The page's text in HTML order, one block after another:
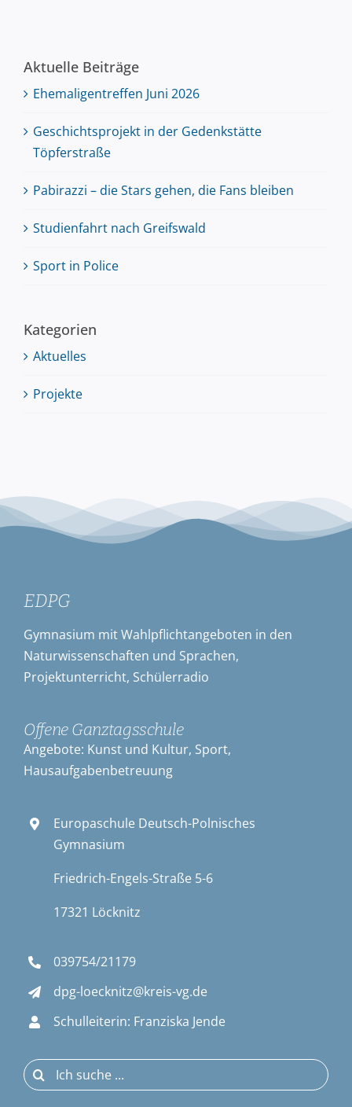
Aktuelle Beiträge
Ehemaligentreffen Juni 2026
Geschichtsprojekt in der Gedenkstätte
Töpferstraße
Pabirazzi – die Stars gehen, die Fans bleiben
Studienfahrt nach Greifswald
Sport in Police
Kategorien
Aktuelles
Projekte
EDPG
Gymnasium mit Wahlpflichtangeboten in den
Naturwissenschaften und Sprachen,
Projektunterricht, Schülerradio
Offene Ganztagsschule
Angebote: Kunst und Kultur, Sport,
Hausaufgabenbetreuung
Europaschule Deutsch-Polnisches
Gymnasium
Friedrich-Engels-Straße 5-6
17321 Löcknitz
039754/21179
dpg-loecknitz@kreis-vg.de
Schulleiterin: Franziska Jende
Suche
nach: